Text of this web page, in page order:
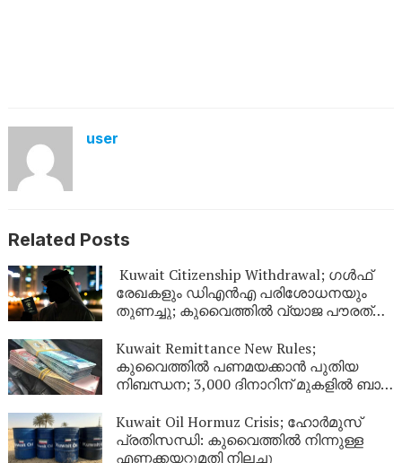
user
Related Posts
Kuwait Citizenship Withdrawal; ഗൾഫ്
രേഖകളും ഡിഎൻഎ പരിശോധനയും
തുണച്ചു; കുവൈത്തിൽ വ്യാജ പൗരത്വം
Kuwait Remittance New Rules;
കുവൈത്തിൽ പണമയക്കാൻ പുതിയ
നിബന്ധന; 3,000 ദിനാറിന് മുകളിൽ ബാങ്ക്
Kuwait Oil Hormuz Crisis; ഹോർമുസ്
പ്രതിസന്ധി: കുവൈത്തിൽ നിന്നുള്ള
എണ്ണക്കയറ്റുമതി നിലച്ചു